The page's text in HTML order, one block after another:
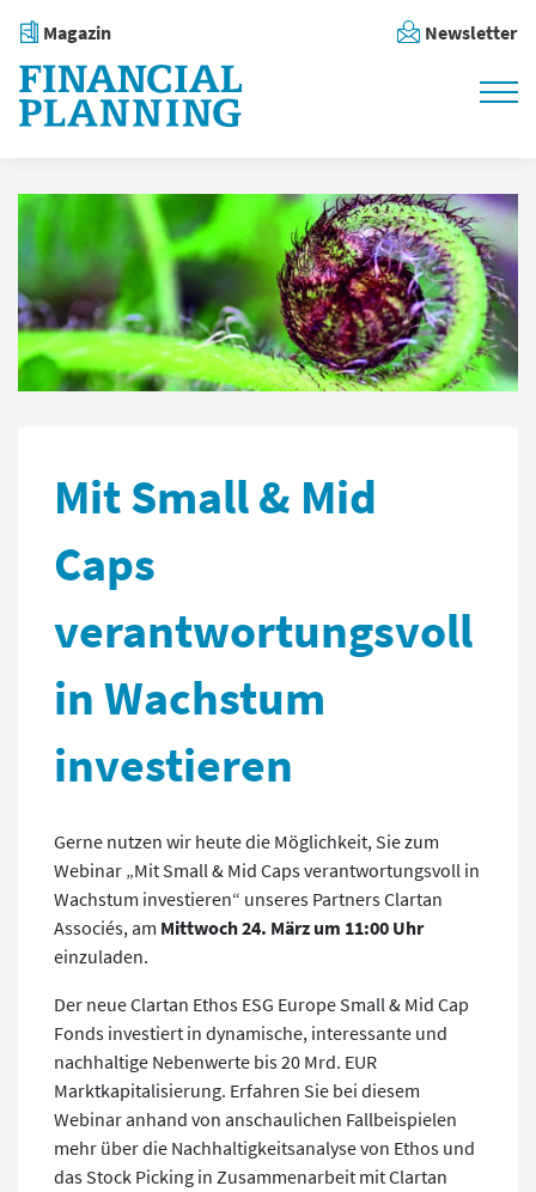
Magazin Newsletter
Mit Small & Mid
Caps
verantwortungsvoll
in Wachstum
investieren
Gerne nutzen wir heute die Möglichkeit, Sie zum
Webinar „Mit Small & Mid Caps verantwortungsvoll in
Wachstum investieren“ unseres Partners Clartan
Associés, am Mittwoch 24. März um 11:00 Uhr
einzuladen.
Der neue Clartan Ethos ESG Europe Small & Mid Cap
Fonds investiert in dynamische, interessante und
nachhaltige Nebenwerte bis 20 Mrd. EUR
Marktkapitalisierung. Erfahren Sie bei diesem
Webinar anhand von anschaulichen Fallbeispielen
mehr über die Nachhaltigkeitsanalyse von Ethos und
das Stock Picking in Zusammenarbeit mit Clartan